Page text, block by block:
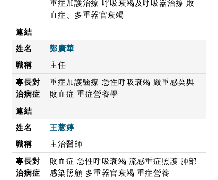
重症加護治療 呼吸衰竭及呼吸器治療 敗
血症、多重器官衰竭
鄭廣華
主任
重症加護醫療 急性呼吸衰竭 嚴重感染與
敗血症 重症營養學
王薏婷
主治醫師
敗血症 急性呼吸衰竭 流感重症照護 肺部
感染照顧 多重器官衰竭 重症營養